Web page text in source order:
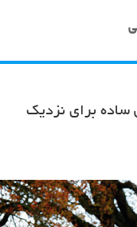
ساده برای نزدیک